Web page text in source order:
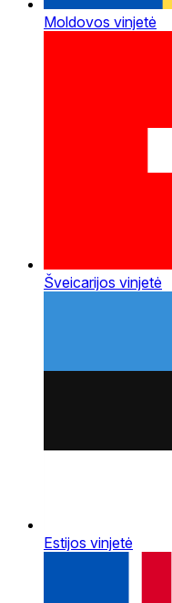
Moldovos vinjetė
Šveicarijos vinjetė
Estijos vinjetė